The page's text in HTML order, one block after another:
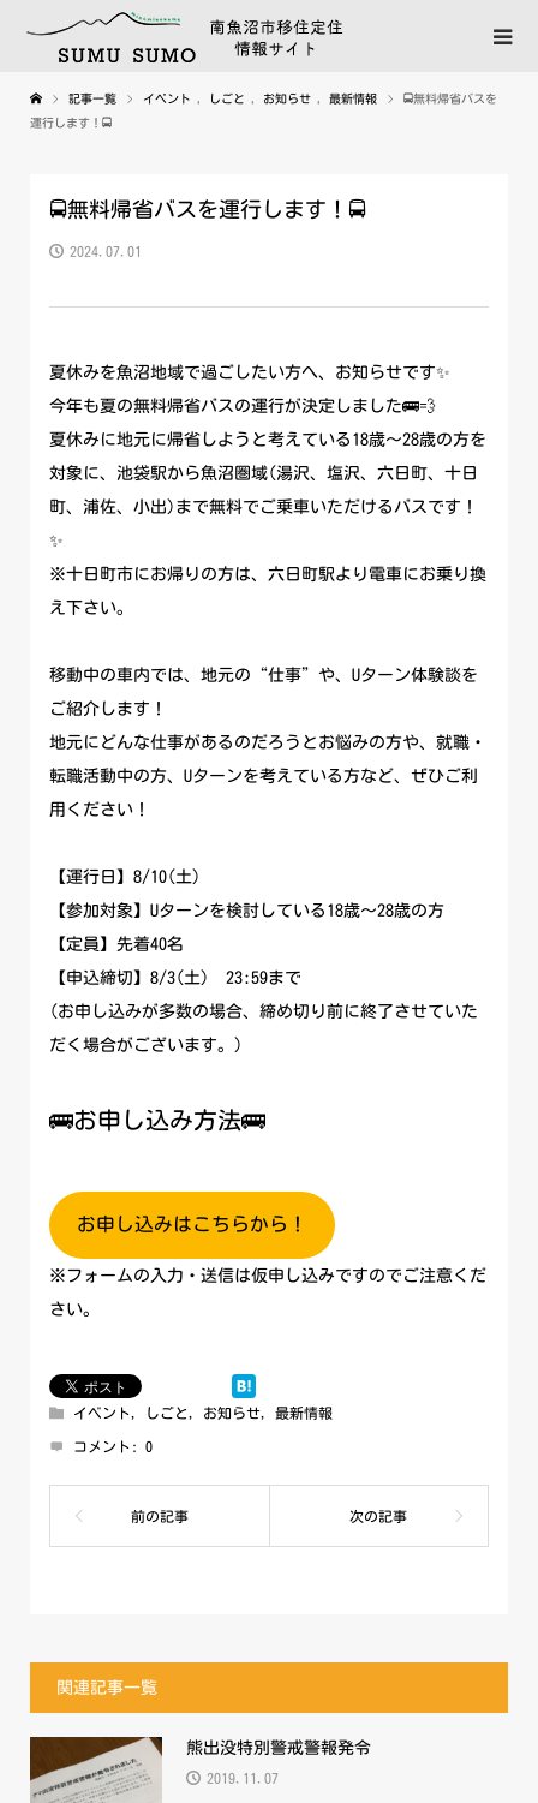
記事一覧 イベント , しごと , お知らせ , 最新情報
🚍無料帰省バスを
運行します！🚍
🚍無料帰省バスを運行します！🚍
2024.07.01
夏休みを魚沼地域で過ごしたい方へ、お知らせです✨
今年も夏の無料帰省バスの運行が決定しました🚌💨
夏休みに地元に帰省しようと考えている18歳～28歳の方を
対象に、池袋駅から魚沼圏域(湯沢、塩沢、六日町、十日
町、浦佐、小出)まで無料でご乗車いただけるバスです！
✨
※十日町市にお帰りの方は、六日町駅より電車にお乗り換
え下さい。
移動中の車内では、地元の“仕事”や、Uターン体験談を
ご紹介します！
地元にどんな仕事があるのだろうとお悩みの方や、就職・
転職活動中の方、Uターンを考えている方など、ぜひご利
用ください！
【運行日】8/10(土)
【参加対象】Uターンを検討している18歳～28歳の方
【定員】先着40名
【申込締切】8/3(土) 23:59まで
(お申し込みが多数の場合、締め切り前に終了させていた
だく場合がございます。)
🚌お申し込み方法🚌
お申し込みはこちらから！
※フォームの入力・送信は仮申し込みですのでご注意くだ
さい。
イベント しごと お知らせ, 最新情報
コメント: 0
関連記事一覧
熊出没特別警戒警報発令
2019.11.07